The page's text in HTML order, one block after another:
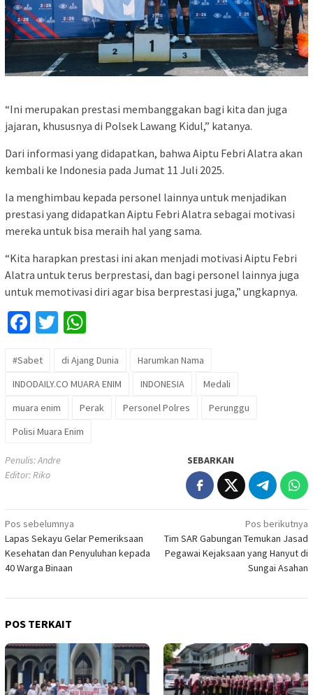
“Ini merupakan prestasi membanggakan bagi kita dan juga
jajaran, khususnya di Polsek Lawang Kidul,” katanya.
Dari informasi yang didapatkan, bahwa Aiptu Febri Alatra akan
kembali ke Indonesia pada Jumat 11 Juli 2025.
Ia menghimbau kepada personel lainnya untuk menjadikan
prestasi yang didapatkan Aiptu Febri Alatra sebagai motivasi
mereka untuk bisa meraih hal yang sama.
“Kita harapkan prestasi ini akan menjadi motivasi Aiptu Febri
Alatra untuk terus berprestasi, dan bagi personel lainnya juga
untuk memotivasi diri agar bisa berprestasi juga,” ungkapnya.
Facebook
Twitter
#Sabet di Ajang Dunia
Harumkan Nama
INDODAILY.CO MUARA ENIM
INDONESIA
Medali
muara enim
Perak Personel Polres
Perunggu
Polisi Muara Enim
Penulis: Andre
Editor: Riko
SEBARKAN
Navigasi
pos
Pos sebelumnya
Lapas Sekayu Gelar Pemeriksaan
Kesehatan dan Penyuluhan kepada
40 Warga Binaan
Pos berikutnya
Tim SAR Gabungan Temukan Jasad
Pegawai Kejaksaan yang Hanyut di
Sungai Asahan
POS TERKAIT